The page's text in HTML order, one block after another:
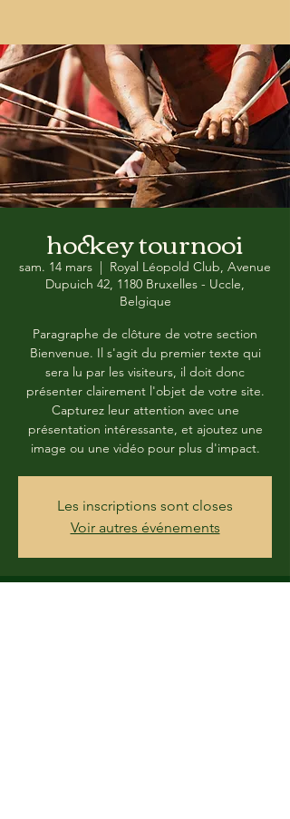
hockey tournooi
sam. 14 mars
  |
Royal Léopold Club, Avenue
Dupuich 42, 1180 Bruxelles - Uccle,
Belgique
Paragraphe de clôture de votre section
Bienvenue. Il s'agit du premier texte qui
sera lu par les visiteurs, il doit donc
présenter clairement l'objet de votre site.
Capturez leur attention avec une
présentation intéressante, et ajoutez une
image ou une vidéo pour plus d'impact.
Les inscriptions sont closes
Voir autres événements